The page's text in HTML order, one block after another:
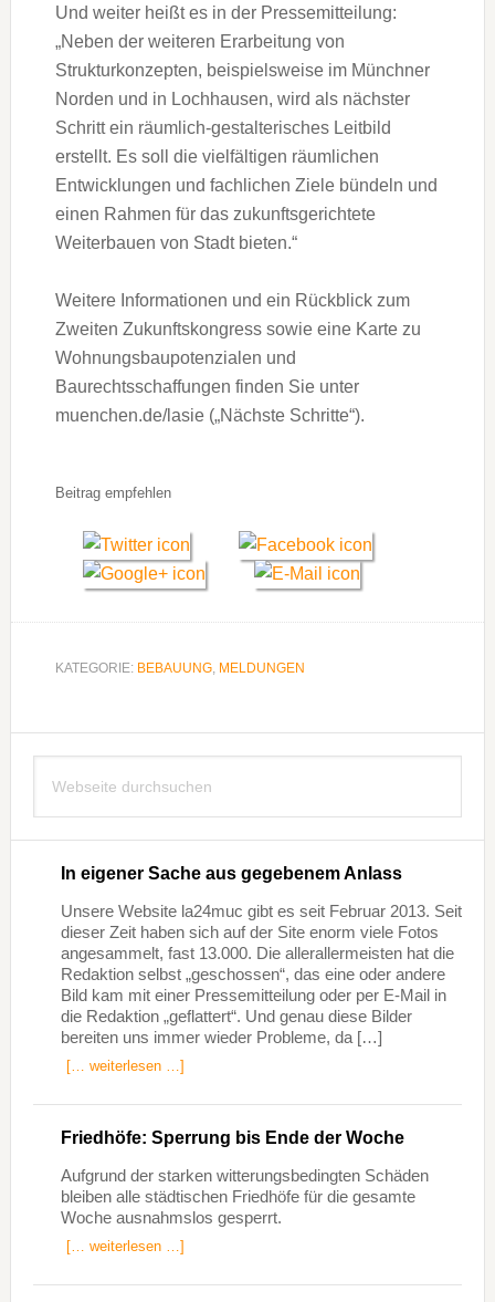
Und weiter heißt es in der Pressemitteilung:
„Neben der weiteren Erarbeitung von
Strukturkonzepten, beispielsweise im Münchner
Norden und in Lochhausen, wird als nächster
Schritt ein räumlich-gestalterisches Leitbild
erstellt. Es soll die vielfältigen räumlichen
Entwicklungen und fachlichen Ziele bündeln und
einen Rahmen für das zukunftsgerichtete
Weiterbauen von Stadt bieten.“
Weitere Informationen und ein Rückblick zum
Zweiten Zukunftskongress sowie eine Karte zu
Wohnungsbaupotenzialen und
Baurechtsschaffungen finden Sie unter
muenchen.de/lasie („Nächste Schritte“).
Beitrag empfehlen
KATEGORIE: BEBAUUNG, MELDUNGEN
Seitenspalte
durchsuchen
In eigener Sache aus gegebenem Anlass
Unsere Website la24muc gibt es seit Februar 2013. Seit
dieser Zeit haben sich auf der Site enorm viele Fotos
angesammelt, fast 13.000. Die allerallermeisten hat die
Redaktion selbst „geschossen“, das eine oder andere
Bild kam mit einer Pressemitteilung oder per E-Mail in
die Redaktion „geflattert“. Und genau diese Bilder
bereiten uns immer wieder Probleme, da […]
[… weiterlesen …]
Friedhöfe: Sperrung bis Ende der Woche
Aufgrund der starken witterungsbedingten Schäden
bleiben alle städtischen Friedhöfe für die gesamte
Woche ausnahmslos gesperrt.
[… weiterlesen …]